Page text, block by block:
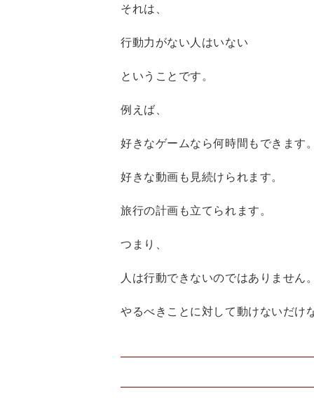
それは、
行動力がない人はいない
ということです。
例えば、
好きなゲームなら何時間もできます。
好きな動画も見続けられます。
旅行の計画も立てられます。
つまり、
人は行動できないのではありません。
やるべきことに対して動けないだけ